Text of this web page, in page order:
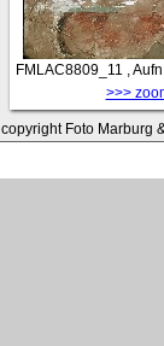
FMLAC8809_11
,
>>>
copyright Foto Marburg